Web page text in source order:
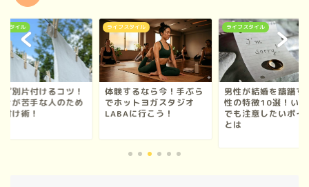
スタイル
プ別片付けるコツ！
けが苦手な人のため
け術！
ライフスタイル
体験するなら今！手ぶら
でホットヨガスタジオ
LABAに行こう！
ライフスタイル
男性が結婚を躊躇す
性の特徴10選！い
でも注意したいポイ
とは